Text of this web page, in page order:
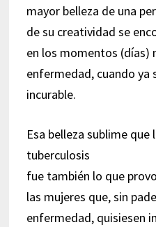
mayor belleza de una
de su creatividad se
en los momentos (días)
enfermedad, cuando ya
incurable.
Esa belleza sublime
tuberculosis
fue también lo que
las mujeres que, sin
enfermedad, quisiesen